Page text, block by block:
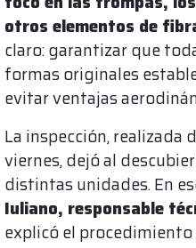
otros elementos de
claro: garantizar que
formas originales
evitar ventajas
La inspección, realizada
viernes, dejó al
distintas unidades. En
Iuliano, responsable
explicó el